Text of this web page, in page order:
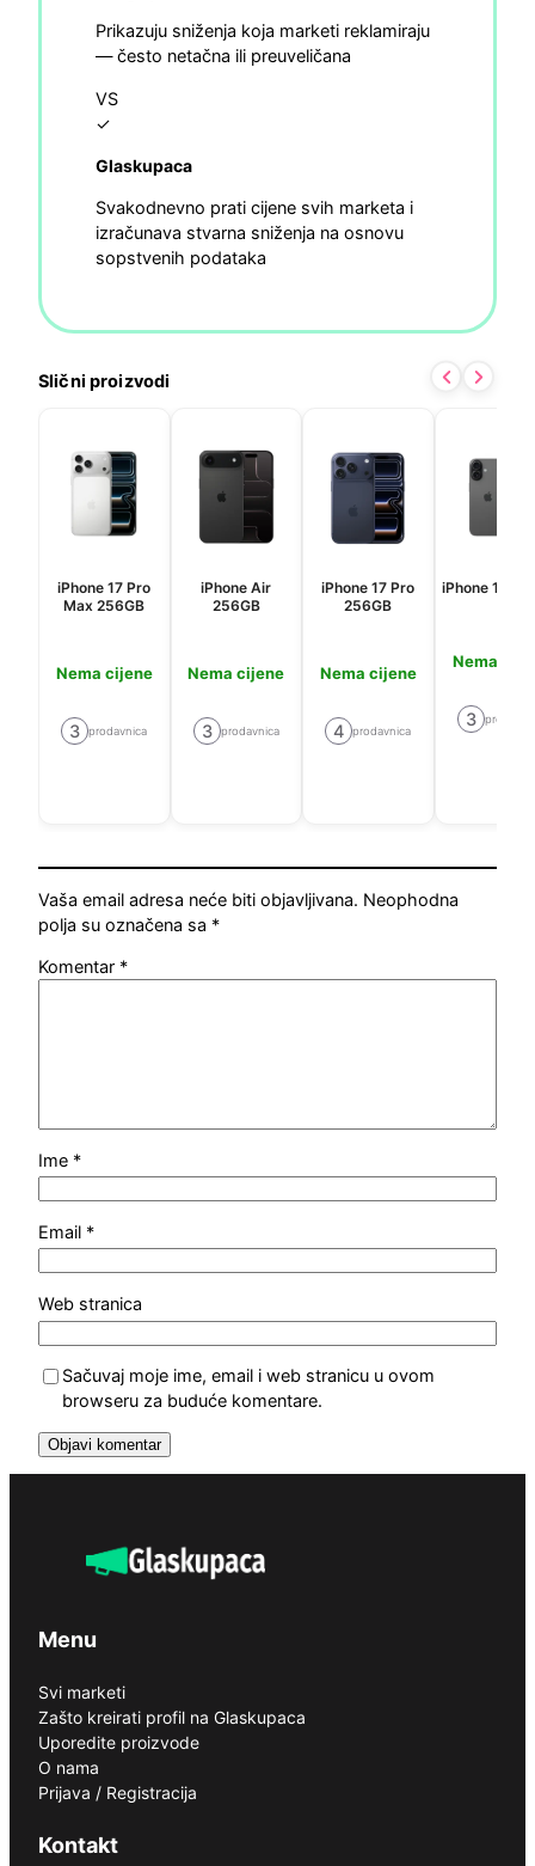
Prikazuju sniženja koja marketi reklamiraju
— često netačna ili preuveličana
VS
✓
Glaskupaca
Svakodnevno prati cijene svih marketa i
izračunava stvarna sniženja na osnovu
sopstvenih podataka
Slični proizvodi
iPhone 17 Pro
Max 256GB
Nema cijene
3 prodavnica
iPhone Air
256GB
Nema cijene
3 prodavnica
iPhone 17 Pro
256GB
Nema cijene
4 prodavnica
iPhone 17
Nema
3
Vaša email adresa neće biti objavljivana. Neophodna
polja su označena sa *
Komentar *
Ime *
Email *
Web stranica
Sačuvaj moje ime, email i web stranicu u ovom
browseru za buduće komentare.
Menu
Svi marketi
Zašto kreirati profil na Glaskupaca
Uporedite proizvode
O nama
Prijava / Registracija
Kontakt